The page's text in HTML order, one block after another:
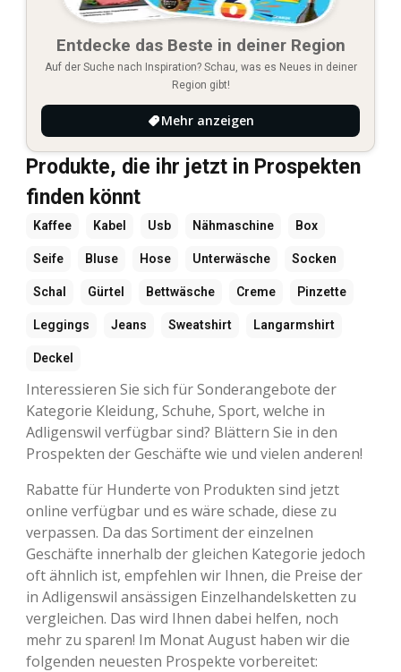
Entdecke das Beste in deiner Region
Auf der Suche nach Inspiration? Schau, was es Neues in deiner
Region gibt!
Mehr anzeigen
Produkte, die ihr jetzt in Prospekten
finden könnt
Kaffee Kabel Usb Nähmaschine Box
Seife Bluse Hose Unterwäsche Socken
Schal Gürtel Bettwäsche Creme Pinzette
Leggings Jeans Sweatshirt Langarmshirt
Deckel
Interessieren Sie sich für Sonderangebote der
Kategorie Kleidung, Schuhe, Sport, welche in
Adligenswil verfügbar sind? Blättern Sie in den
Prospekten der Geschäfte wie und vielen anderen!
Rabatte für Hunderte von Produkten sind jetzt
online verfügbar und es wäre schade, diese zu
verpassen. Da das Sortiment der einzelnen
Geschäfte innerhalb der gleichen Kategorie jedoch
oft ähnlich ist, empfehlen wir Ihnen, die Preise der
in Adligenswil ansässigen Einzelhandelsketten zu
vergleichen. Das wird Ihnen dabei helfen, noch
mehr zu sparen! Im Monat August haben wir die
folgenden neuesten Prospekte vorbereitet: